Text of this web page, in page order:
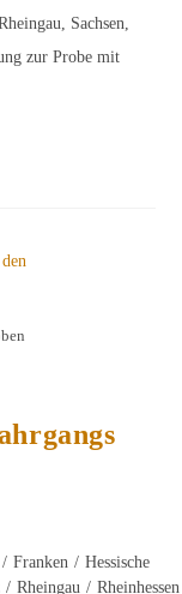
Sachsen,
zur Probe mit
/ Franken / Hessische
/ Rheingau / Rheinhessen